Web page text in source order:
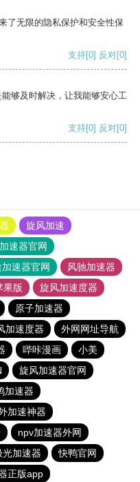
了无限的隐私保护和安全性保
支持[0] 反对[0]
够及时解决，让我能够安心工
支持[0] 反对[0]
旋风加速
速器官网
速器官网
风驰加速器
果版
旋风加速度器
原子加速器
加速度器
外网网址导航
哔咔漫画
小美
旋风加速器官网
加速器
加速神器
npv加速器外网
光加速器
快鸭官网
正版app